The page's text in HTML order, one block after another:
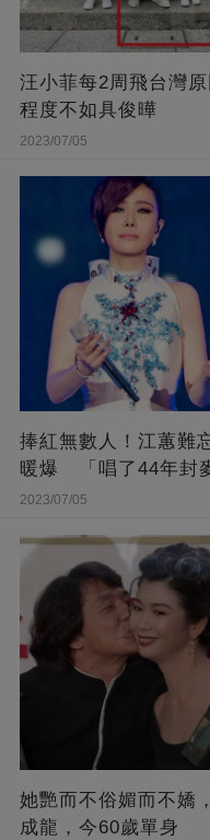
汪小菲每2周飛台灣
程度不如具俊曄
2023/07/05
捧紅無數人！江蕙難
暖爆 「唱了44年封
2023/07/05
她艷而不俗媚而不嬌
成龍，今60歲單身